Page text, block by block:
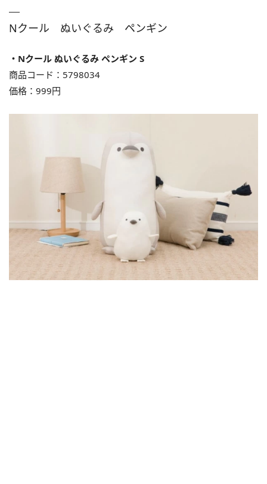
Nクール ぬいぐるみ ペンギン
・Nクール ぬいぐるみ ペンギン S
商品コード：5798034
価格：999円